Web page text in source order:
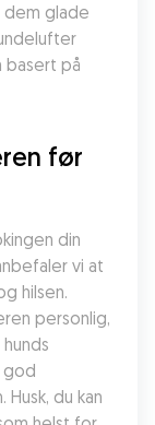
dem glade
på
før
din
vi at
hilsen.
personlig,
god
du kan